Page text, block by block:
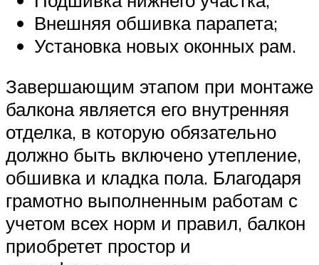
Внешняя обшивка парапета;
Установка новых оконных рам.
Завершающим этапом при монтаже
балкона является его внутренняя
отделка, в которую обязательно
должно быть включено утепление,
обшивка и кладка пола. Благодаря
грамотно выполненным работам с
учетом всех норм и правил, балкон
приобретет простор и